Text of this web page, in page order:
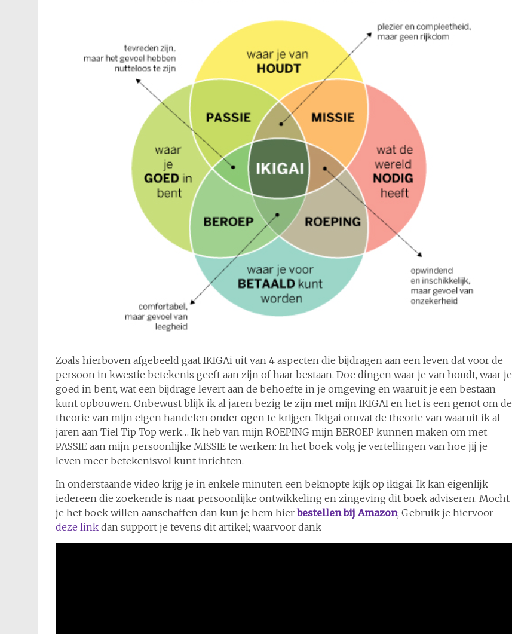
Zoals hierboven afgebeeld gaat IKIGAi uit van 4 aspecten die bijdragen aan een leven dat voor de
persoon in kwestie betekenis geeft aan zijn of haar bestaan. Doe dingen waar je van houdt, waar je
goed in bent, wat een bijdrage levert aan de behoefte in je omgeving en waaruit je een bestaan
kunt opbouwen. Onbewust blijk ik al jaren bezig te zijn met mijn IKIGAI en het is een genot om de
theorie van mijn eigen handelen onder ogen te krijgen. Ikigai omvat de theorie van waaruit ik al
jaren aan Tiel Tip Top werk… Ik heb van mijn ROEPING mijn BEROEP kunnen maken om met
PASSIE aan mijn persoonlijke MISSIE te werken: In het boek volg je vertellingen van hoe jij je
leven meer betekenisvol kunt inrichten.
In onderstaande video krijg je in enkele minuten een beknopte kijk op ikigai. Ik kan eigenlijk
iedereen die zoekende is naar persoonlijke ontwikkeling en zingeving dit boek adviseren. Mocht
je het boek willen aanschaffen dan kun je hem hierbestellen bij Amazon; Gebruik je hiervoor
deze link dan support je tevens dit artikel; waarvoor dank